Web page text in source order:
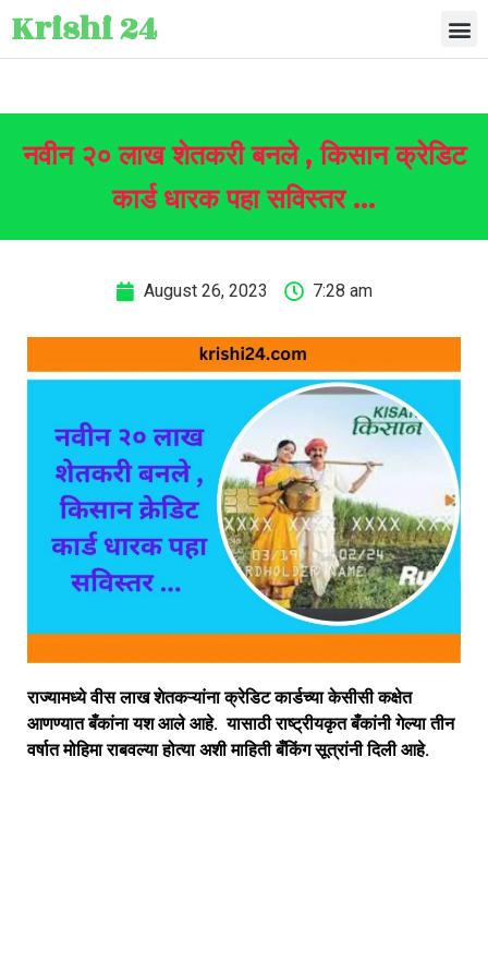
Krishi 24
नवीन २० लाख शेतकरी बनले , किसान क्रेडिट
कार्ड धारक पहा सविस्तर …
August 26, 2023 7:28 am
राज्यामध्ये वीस लाख शेतकऱ्यांना क्रेडिट कार्डच्या केसीसी कक्षेत
आणण्यात बँकांना यश आले आहे. यासाठी राष्ट्रीयकृत बँकांनी गेल्या तीन
वर्षात मोहिमा राबवल्या होत्या अशी माहिती बँकिंग सूत्रांनी दिली आहे.